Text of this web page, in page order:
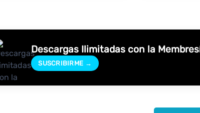
Descargas Ilimitadas con la
SUSCRIBIRME →